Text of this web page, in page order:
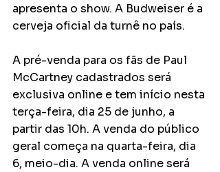
apresenta o show. A Budweiser é a
cerveja oficial da turnê no país.
A pré-venda para os fãs de Paul
McCartney cadastrados será
exclusiva online e tem início nesta
terça-feira, dia 25 de junho, a
partir das 10h. A venda do público
geral começa na quarta-feira, dia
6, meio-dia. A venda online será